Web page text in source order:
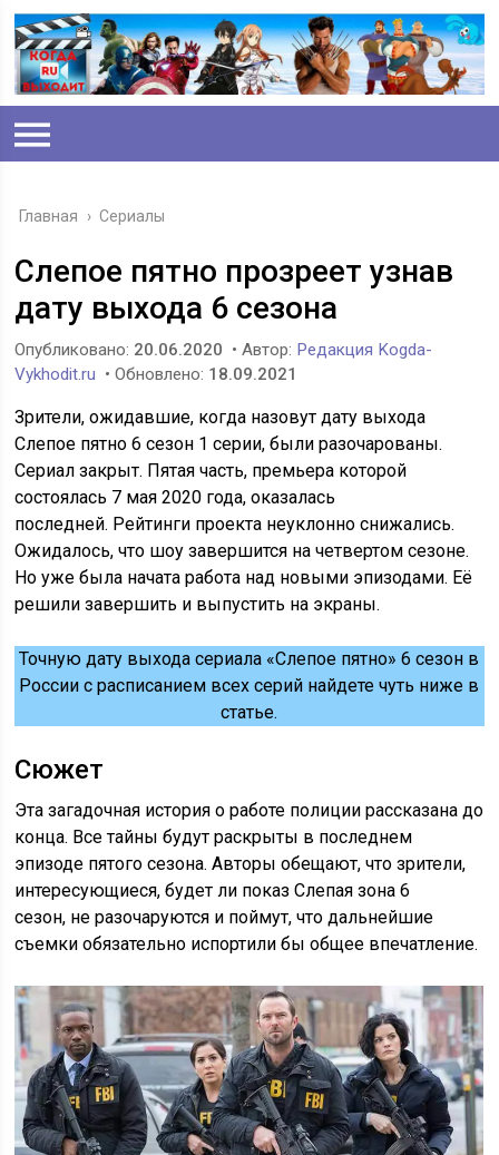
Главная › Сериалы
Слепое пятно прозреет узнав
дату выхода 6 сезона
Опубликовано: 20.06.2020 • Автор: Редакция Kogda-
Vykhodit.ru • Обновлено: 18.09.2021
Зрители, ожидавшие, когда назовут дату выхода
Слепое пятно 6 сезон 1 серии, были разочарованы.
Сериал закрыт. Пятая часть, премьера которой
состоялась 7 мая 2020 года, оказалась
последней. Рейтинги проекта неуклонно снижались.
Ожидалось, что шоу завершится на четвертом сезоне.
Но уже была начата работа над новыми эпизодами. Её
решили завершить и выпустить на экраны.
Точную дату выхода сериала «Слепое пятно» 6 сезон в
России с расписанием всех серий найдете чуть ниже в
статье.
Сюжет
Эта загадочная история о работе полиции рассказана до
конца. Все тайны будут раскрыты в последнем
эпизоде пятого сезона. Авторы обещают, что зрители,
интересующиеся, будет ли показ Слепая зона 6
сезон, не разочаруются и поймут, что дальнейшие
съемки обязательно испортили бы общее впечатление.